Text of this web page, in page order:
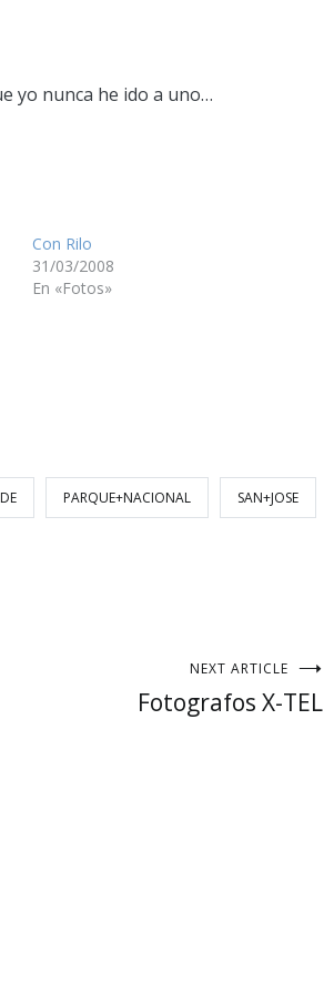
yo nunca he ido a uno…
Con Rilo
31/03/2008
En «Fotos»
PARQUE+NACIONAL SAN+JOSE
NEXT ARTICLE
Fotografos X-TEL